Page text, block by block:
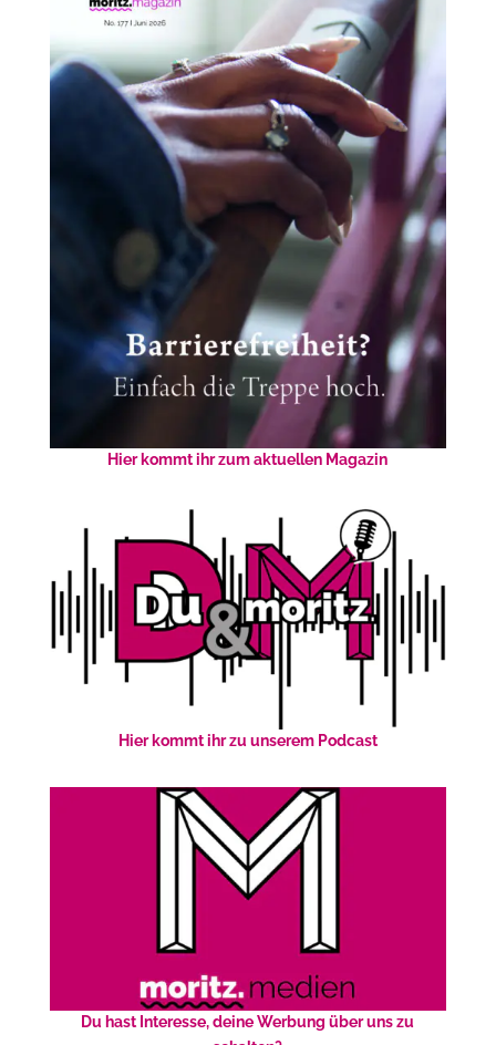
Hier kommt ihr zum aktuellen Magazin
Hier kommt ihr zu unserem Podcast
Du hast Interesse, deine Werbung über uns zu